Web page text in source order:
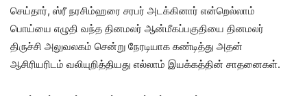
செய்தார், ஸ்ரீ நரசிம்ஹரை சரபர் அடக்கினார் என்றெல்லாம்
பொய்யை எழுதி வந்த தினமலர் ஆன்மீகப்பகுதியை தினமலர்
திருச்சி அலுவலகம் சென்று நேரடியாக கண்டித்து அதன்
ஆசிரியரிடம் வலியுறித்தியது எல்லாம் இயக்கத்தின் சாதனைகள்.